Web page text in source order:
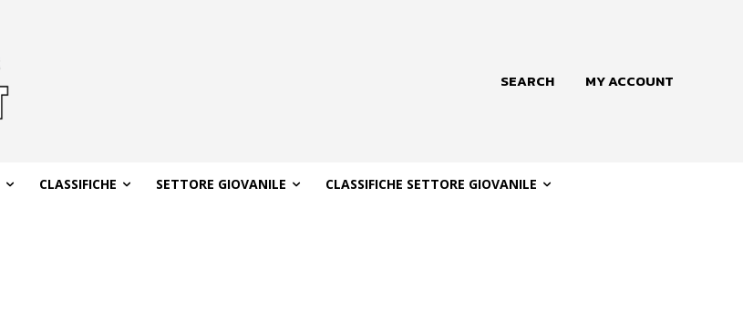
SEARCH MY ACCOUNT
CLASSIFICHE SETTORE GIOVANILE CLASSIFICHE SETTORE GIOVANILE